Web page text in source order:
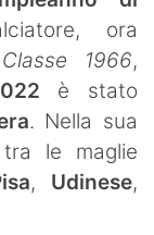
ora
Classe 1966,
è stato
. Nella sua
le maglie
, Udinese,